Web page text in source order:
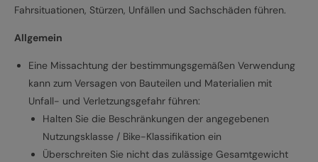
Fahrsituationen, Stürzen, Unfällen und Sachschäden führen.
Allgemein
Eine Missachtung der bestimmungsgemäßen Verwendung
kann zum Versagen von Bauteilen und Materialien mit
Unfall- und Verletzungsgefahr führen:
Halten Sie die Beschränkungen der angegebenen
Nutzungsklasse / Bike-Klassifikation ein
Überschreiten Sie nicht das zulässige Gesamtgewicht